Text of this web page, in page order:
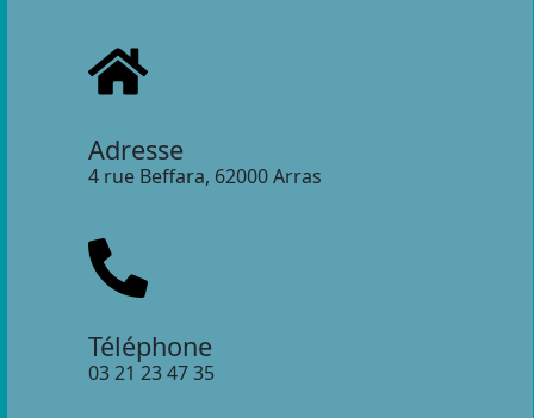
Adresse
4 rue Beffara, 62000 Arras
Téléphone
03 21 23 47 35